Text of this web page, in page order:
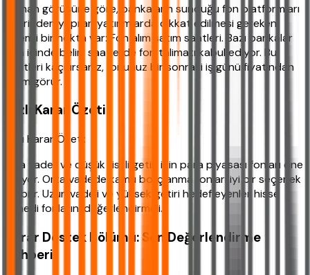
Uzman görüşüne göre, bankaların sunduğu fon platformları
üzerinden yapılan yatırımlarda dikkat edilmesi gereken
önemli bir nokta var: Fon alım satım saatleri. Bazı bankalar
gün içinde belirli saatlerde fon talimatı kabul ediyor. Bu
saatleri kaçırırsanız, fonunuz bir sonraki iş günü fiyatından
işlem görür.
Hızlı Karar Özeti
Hızlı Karar Özeti:
Kısa vadeli ve düşük riskli getiri için para piyasası fonları öne
çıkıyor. Orta vadede kamu borçlanma fonları iyi bir seçenek
olabilir. Uzun vadeli ve yüksek getiri hedefleyenler hisse
senedi fonlarını değerlendirmeli.
Karar Destek Bölümü: Son Değerlendirme
Rehberi